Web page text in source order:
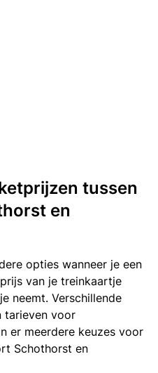
tussen
en
opties wanneer je een
van je treinkaartje
neemt. Verschillende
tarieven voor
er meerdere keuzes voor
Schothorst en